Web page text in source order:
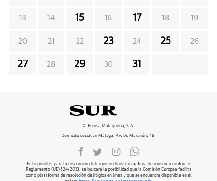
13 14 15 16 17 18 19
20 21 22 23 24 25 26
27 28 29 30 31
© Prensa Malagueña, S.A.
Domicilio social en Málaga, Av. Dr. Marañón, 48.
En lo posible, para la resolución de litigios en línea en materia de consumo conforme
Reglamento (UE) 524/2013, se buscará la posibilidad que la Comisión Europea facilita
como plataforma de resolución de litigios en línea y que se encuentra disponible en el